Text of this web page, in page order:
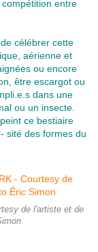
entre
de célébrer cette
aérienne et
ou encore
être escargot ou
dans une
ou un insecte.
peint ce bestiaire
sité des formes du
de l'artiste et de